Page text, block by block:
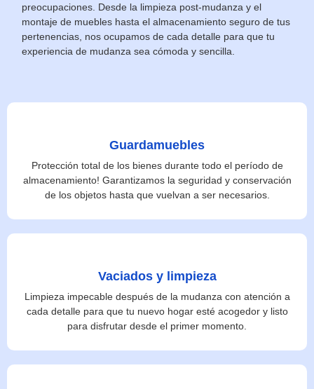
preocupaciones. Desde la limpieza post-mudanza y el
montaje de muebles hasta el almacenamiento seguro de tus
pertenencias, nos ocupamos de cada detalle para que tu
experiencia de mudanza sea cómoda y sencilla.
Guardamuebles
Protección total de los bienes durante todo el período de
almacenamiento! Garantizamos la seguridad y conservación
de los objetos hasta que vuelvan a ser necesarios.
Vaciados y limpieza
Limpieza impecable después de la mudanza con atención a
cada detalle para que tu nuevo hogar esté acogedor y listo
para disfrutar desde el primer momento.